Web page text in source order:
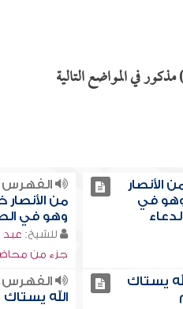
في المواضع التالية
في
من
وهو في
للشيخ: عبد
جزء من
يستاك
الله